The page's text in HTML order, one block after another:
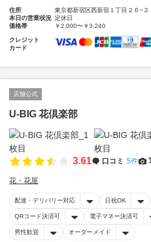
住所
東京都新宿区西新宿１丁目２６−２
本日の営業状況 定休日
価格帯
￥2,000〜￥3,240
クレジット
カード
店舗公式
U-BIG 花倶楽部
3.61 口コミ 5件
花・花屋
配達・デリバリー対応 日祝OK
QRコード決済可 電子マネー決済可
男性歓迎 オーダーメイド